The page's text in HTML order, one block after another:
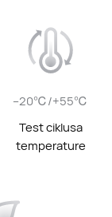
–20℃/+55℃
Test ciklusa
temperature